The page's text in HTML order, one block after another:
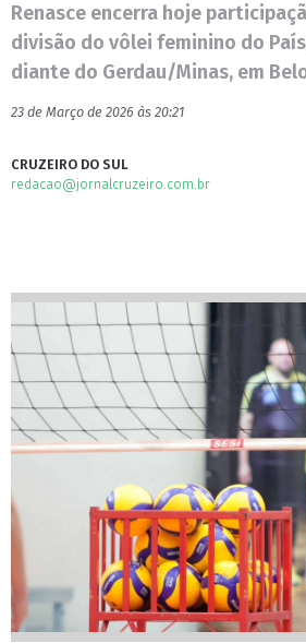
Renasce encerra hoje
divisão do vôlei feminino do
diante do Gerdau/Minas, em
23 de Março de 2026 às 20:21
CRUZEIRO DO SUL
redacao@jornalcruzeiro.com.br